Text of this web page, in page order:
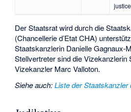
Der Staatsrat wird durch die
(Chancellerie d’Etat CHA)
Staatskanzlerin Danielle Gagnaux-
Stellvertreter sind die Vizekanzlerin
Vizekanzler Marc Valloton.
Siehe auch:Liste der